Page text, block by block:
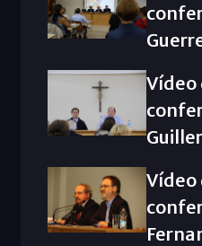
Vídeo
Vídeo